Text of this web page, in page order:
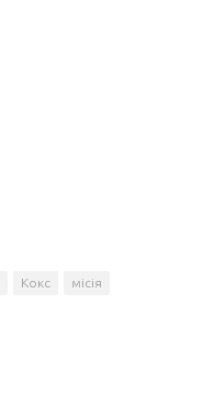
Кокс місія